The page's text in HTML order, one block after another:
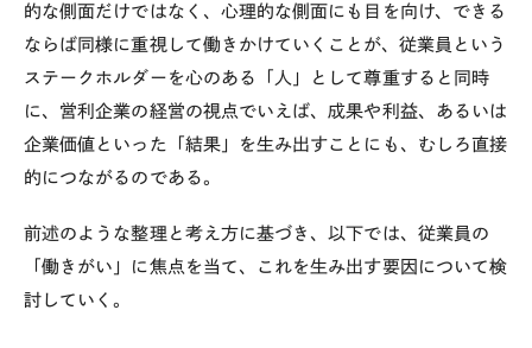
的な側面だけではなく、心理的な側面にも目を向け、できる
ならば同様に重視して働きかけていくことが、従業員という
ステークホルダーを心のある「人」として尊重すると同時
に、営利企業の経営の視点でいえば、成果や利益、あるいは
企業価値といった「結果」を生み出すことにも、むしろ直接
的につながるのである。
前述のような整理と考え方に基づき、以下では、従業員の
「働きがい」に焦点を当て、これを生み出す要因について検
討していく。